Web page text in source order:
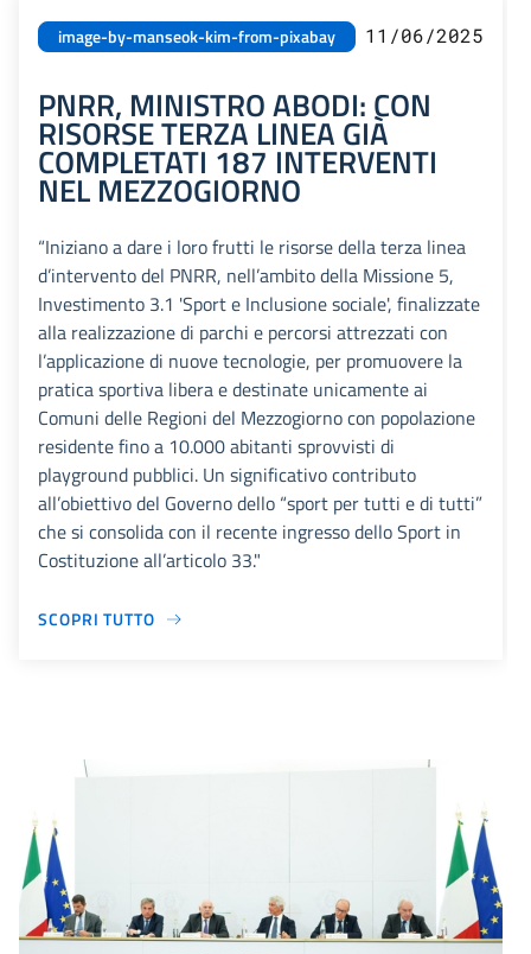
image-by-manseok-kim-from-pixabay 11/06/2025
PNRR, MINISTRO ABODI: CON
RISORSE TERZA LINEA GIÀ
COMPLETATI 187 INTERVENTI
NEL MEZZOGIORNO
“Iniziano a dare i loro frutti le risorse della terza linea
d’intervento del PNRR, nell’ambito della Missione 5,
Investimento 3.1 'Sport e Inclusione sociale', finalizzate
alla realizzazione di parchi e percorsi attrezzati con
l’applicazione di nuove tecnologie, per promuovere la
pratica sportiva libera e destinate unicamente ai
Comuni delle Regioni del Mezzogiorno con popolazione
residente fino a 10.000 abitanti sprovvisti di
playground pubblici. Un significativo contributo
all’obiettivo del Governo dello “sport per tutti e di tutti”
che si consolida con il recente ingresso dello Sport in
Costituzione all’articolo 33."
SCOPRI TUTTO